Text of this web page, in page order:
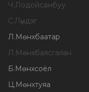
Ч.Лодойсамбуу
С.Лүндэг
Л.Мөнхбаатар
Л.Мөнхбаясгалан
Б.Мөнхсоёл
Ц.Мөнхтуяа